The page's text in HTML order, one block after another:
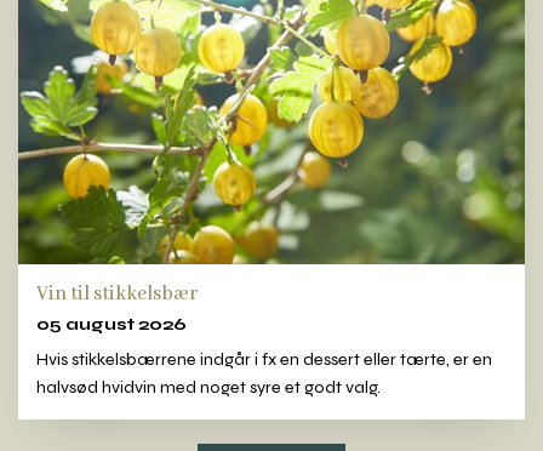
Vin til stikkelsbær
05 august 2026
Hvis stikkelsbærrene indgår i fx en dessert eller tærte, er en
halvsød hvidvin med noget syre et godt valg.